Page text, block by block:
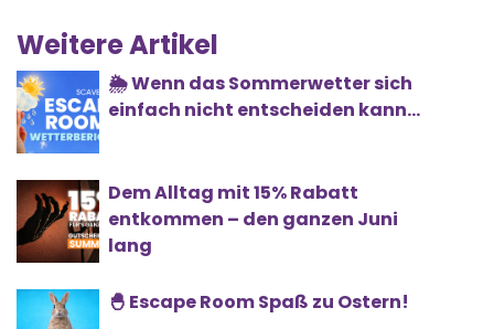
Weitere Artikel
🌦️ Wenn das Sommerwetter sich
einfach nicht entscheiden kann...
Dem Alltag mit 15% Rabatt
entkommen – den ganzen Juni
lang
🐣 Escape Room Spaß zu Ostern!